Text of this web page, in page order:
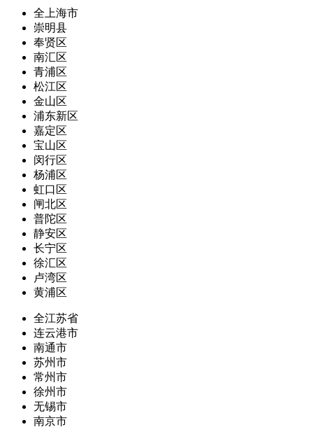
全上海市
崇明县
奉贤区
南汇区
青浦区
松江区
金山区
浦东新区
嘉定区
宝山区
闵行区
杨浦区
虹口区
闸北区
普陀区
静安区
长宁区
徐汇区
卢湾区
黄浦区
全江苏省
连云港市
南通市
苏州市
常州市
徐州市
无锡市
南京市